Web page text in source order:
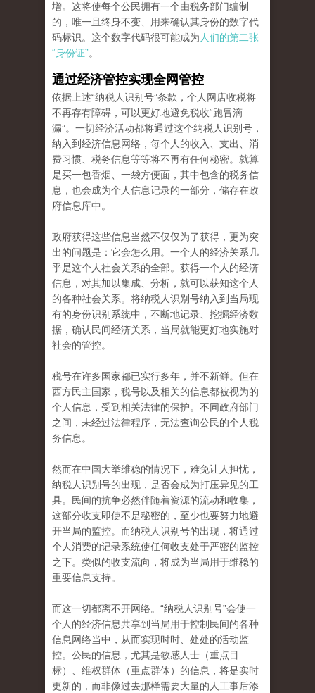
增。这将使每个公民拥有一个由税务部门编制
的，唯一且终身不变、用来确认其身份的数字代
码标识。这个数字代码很可能成为 人们的第二张
“身份证”。
通过经济管控实现全网管控
依据上述“纳税人识别号”条款，个人网店收税将
不再存有障碍，可以更好地避免税收“跑冒滴
漏”。一切经济活动都将通过这个纳税人识别号，
纳入到经济信息网络，每个人的收入、支出、消
费习惯、税务信息等等将不再有任何秘密。就算
是买一包香烟、一袋方便面，其中包含的税务信
息，也会成为个人信息记录的一部分，储存在政
府信息库中。
政府获得这些信息当然不仅仅为了获得，更为突
出的问题是：它会怎么用。一个人的经济关系几
乎是这个人社会关系的全部。获得一个人的经济
信息，对其加以集成、分析，就可以获知这个人
的各种社会关系。将纳税人识别号纳入到当局现
有的身份识别系统中，不断地记录、挖掘经济数
据，确认民间经济关系，当局就能更好地实施对
社会的管控。
税号在许多国家都已实行多年，并不新鲜。但在
西方民主国家，税号以及相关的信息都被视为的
个人信息，受到相关法律的保护。不同政府部门
之间，未经过法律程序，无法查询公民的个人税
务信息。
然而在中国大举维稳的情况下，难免让人担忧，
纳税人识别号的出现，是否会成为打压异见的工
具。民间的抗争必然伴随着资源的流动和收集，
这部分收支即使不是秘密的，至少也要努力地避
开当局的监控。而纳税人识别号的出现，将通过
个人消费的记录系统使任何收支处于严密的监控
之下。类似的收支流向，将成为当局用于维稳的
重要信息支持。
而这一切都离不开网络。“纳税人识别号”会使一
个人的经济信息共享到当局用于控制民间的各种
信息网络当中，从而实现时时、处处的活动监
控。公民的信息，尤其是敏感人士（重点目
标）、维权群体（重点群体）的信息，将是实时
更新的，而非像过去那样需要大量的人工事后添